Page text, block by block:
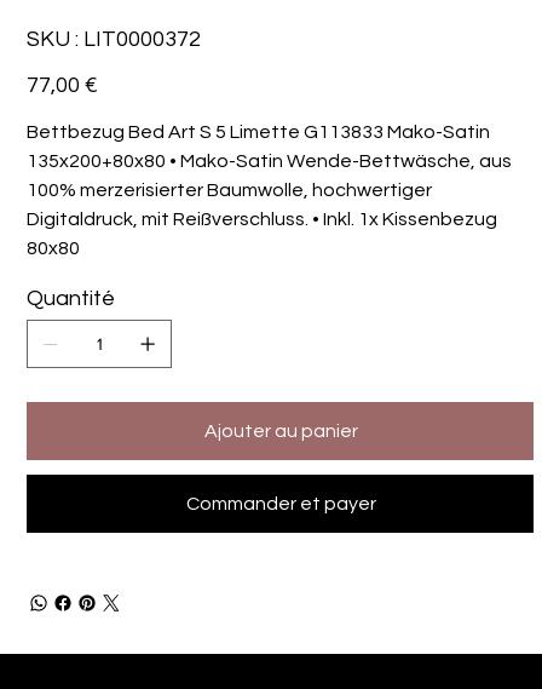
SKU : SKU
LIT0000372
LIT0000372
Prix
77,00 €
Bettbezug Bed Art S 5 Limette G113833 Mako-Satin
135x200+80x80 • Mako-Satin Wende-Bettwäsche, aus
100% merzerisierter Baumwolle, hochwertiger
Digitaldruck, mit Reißverschluss. • Inkl. 1x Kissenbezug
80x80
Quantité
Ajouter au panier
Commander et payer